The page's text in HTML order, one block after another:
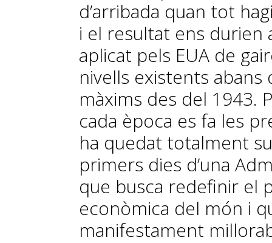
d’arribada quan tot
i el resultat ens durien
aplicat pels EUA de
nivells existents abans
màxims des del 1943.
cada època es fa les
ha quedat totalment
primers dies d’una
que busca redefinir el
econòmica del món i
manifestament